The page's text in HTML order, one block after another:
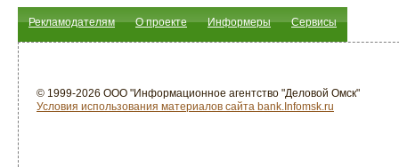
Рекламодателям О проекте Информеры Сервисы
© 1999-2026 ООО "Информационное агентство "Деловой Омск"
Условия использования материалов сайта bank.Infomsk.ru